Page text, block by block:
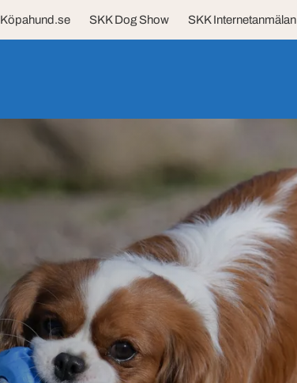
Köpahund.se SKK Dog Show SKK Internetanmälan